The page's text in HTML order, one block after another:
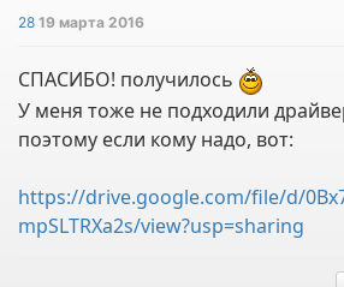
2819 марта 2016
СПАСИБО! получилось
У меня тоже не подходили
поэтому если кому надо, вот:
https://drive.google.com/file/d/
mpSLTRXa2s/view?usp=sharing